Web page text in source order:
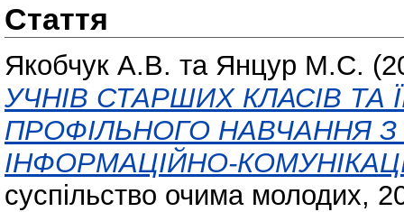
Стаття
Якобчук А.В. та Янцур М.С.
УЧНІВ СТАРШИХ КЛАСІВ ТА
ПРОФІЛЬНОГО НАВЧАННЯ
ІНФОРМАЦІЙНО-
суспільство очима молодих,